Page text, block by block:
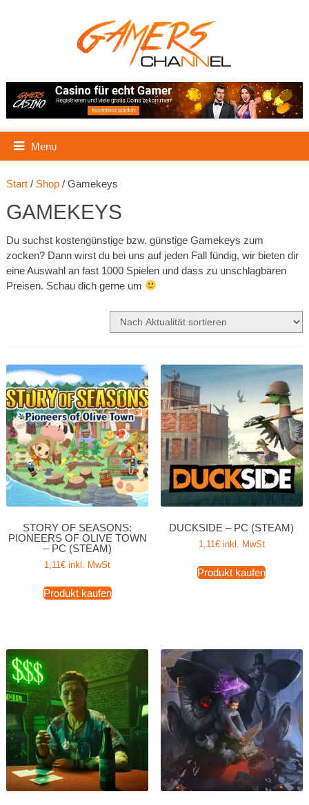
Menu
Start/ Shop/ Gamekeys
GAMEKEYS
Du suchst kostengünstige bzw. günstige Gamekeys zum
zocken? Dann wirst du bei uns auf jeden Fall fündig, wir bieten dir
eine Auswahl an fast 1000 Spielen und dass zu unschlagbaren
Preisen. Schau dich gerne um
STORY OF SEASONS:
PIONEERS OF OLIVE TOWN
– PC (STEAM)
1,11€ inkl. MwSt
Produkt kaufen
DUCKSIDE – PC (STEAM)
1,11€ inkl. MwSt
Produkt kaufen